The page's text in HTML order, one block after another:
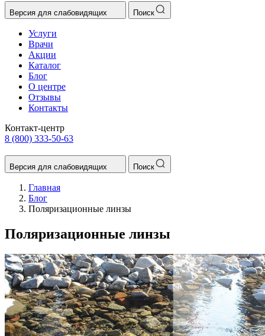
Версия для слабовидящих Поиск
Услуги
Врачи
Акции
Каталог
Блог
О центре
Отзывы
Контакты
Контакт-центр
8 (800) 333-50-63
Версия для слабовидящих Поиск
Главная
Блог
Поляризационные линзы
Поляризационные линзы